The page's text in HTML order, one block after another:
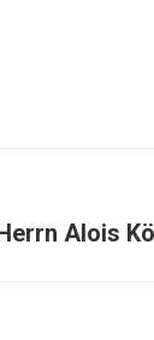
Alois